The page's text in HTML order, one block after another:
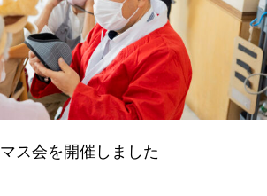
ス会を開催しました